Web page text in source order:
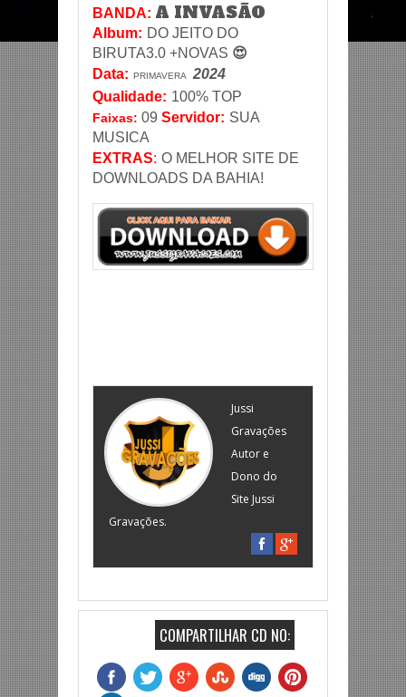
BANDA: A INVASÃO
Album: DO JEITO DO
BIRUTA3.0 +NOVAS 😍
Data: PRIMAVERA 2024
Qualidade: 100% TOP
Faixas: 09 Servidor: SUA
MUSICA
EXTRAS: O MELHOR SITE DE
DOWNLOADS DA BAHIA!
Jussi
Gravações
Autor e
Dono do
Site Jussi
Gravações.
COMPARTILHAR CD NO: